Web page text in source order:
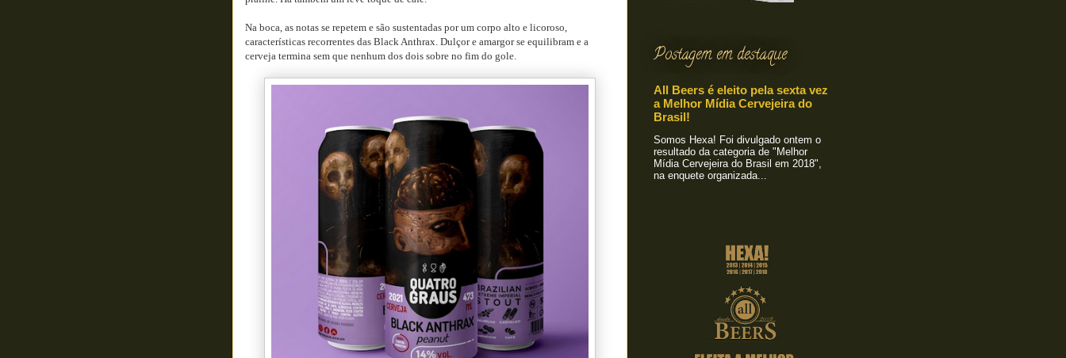
Na boca, as notas se repetem e são sustentadas por um corpo alto e licoroso,
características recorrentes das Black Anthrax. Dulçor e amargor se equilibram e a
cerveja termina sem que nenhum dos dois sobre no fim do gole.
Postagem em destaque
All Beers é eleito pela sexta vez
a Melhor Mídia Cervejeira do
Brasil!
Somos Hexa! Foi divulgado ontem o
resultado da categoria de "Melhor
Mídia Cervejeira do Brasil em 2018",
na enquete organizada...